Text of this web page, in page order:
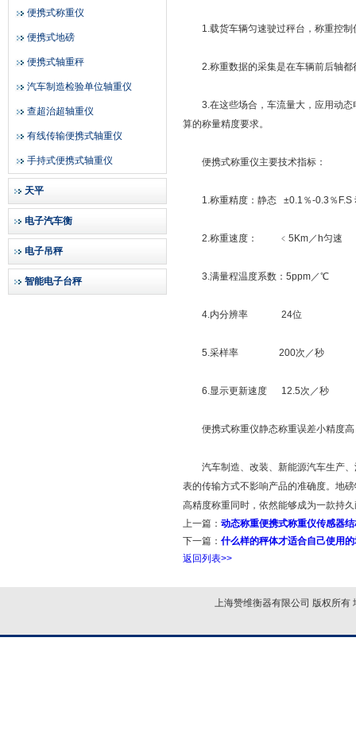
便携式称重仪
便携式地磅
便携式轴重秤
汽车制造检验单位轴重仪
查超治超轴重仪
有线传输便携式轴重仪
手持式便携式轴重仪
天平
电子汽车衡
电子吊秤
智能电子台秤
1.载货车辆匀速驶过秤台，称重控制
2.称重数据的采集是在车辆前后轴都
3.在这些场合，车流量大，应用动态
算的称量精度要求。
便携式称重仪主要技术指标：
1.称重精度：静态 ±0.1％-0.3％F.S
2.称重速度： ﹤5Km／h匀速
3.满量程温度系数：5ppm／℃
4.内分辨率 24位
5.采样率 200次／秒
6.显示更新速度 12.5次／秒
便携式称重仪静态称重误差小精度高
汽车制造、改装、新能源汽车生产、
表的传输方式不影响产品的准确度。地
高精度称重同时，依然能够成为一款持
上一篇： 动态称重便携式称重仪传感器
下一篇： 什么样的秤体才适合自己使用
返回列表>>
上海赞维衡器有限公司 版权所